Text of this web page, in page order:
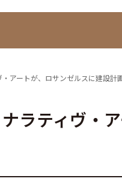
アートが、ロサンゼルスに建設計
ラティヴ・